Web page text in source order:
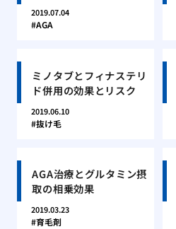
2019.07.04
AGA
ミノタブとフィナステリ
ド併用の効果とリスク
2019.06.10
抜け毛
AGA治療とグルタミン摂
取の相乗効果
2019.03.23
育毛剤